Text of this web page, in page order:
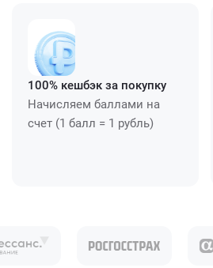
100% кешбэк за покупку
Начисляем баллами на
счет (1 балл = 1 рубль)